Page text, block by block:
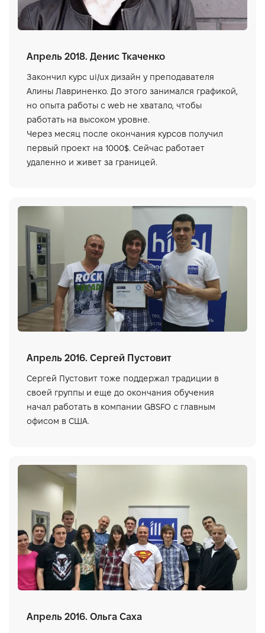
Апрель 2018. Денис Ткаченко
Закончил курс ui/ux дизайн у преподавателя
Алины Лавриненко. До этого занимался графикой,
но опыта работы с web не хватало, чтобы
работать на высоком уровне.
Через месяц после окончания курсов получил
первый проект на 1000$. Сейчас работает
удаленно и живет за границей.
Апрель 2016. Сергей Пустовит
Сергей Пустовит тоже поддержал традиции в
своей группы и еще до окончания обучения
начал работать в компании GBSFO с главным
офисом в США.
Апрель 2016. Ольга Саха